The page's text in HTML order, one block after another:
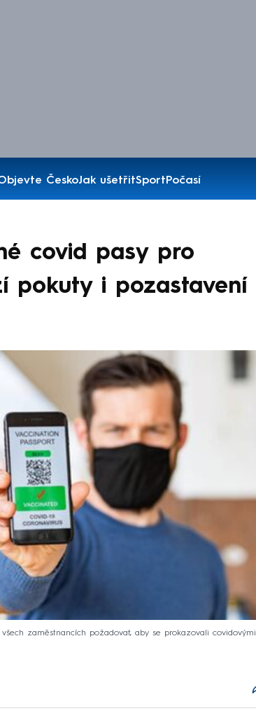
ČeskoJak ušetřitSportPočasí
covid pasy pro
pokuty i pozastavení
zaměstnancích požadovat, aby se prokazovali covidovými